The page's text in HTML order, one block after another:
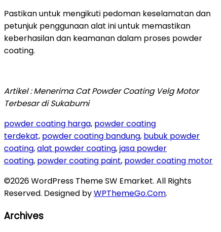
Pastikan untuk mengikuti pedoman keselamatan dan
petunjuk penggunaan alat ini untuk memastikan
keberhasilan dan keamanan dalam proses powder
coating.
Artikel : Menerima Cat Powder Coating Velg Motor
Terbesar di Sukabumi
powder coating harga, powder coating
terdekat, powder coating bandung, bubuk powder
coating,alat powder coating,jasa powder
coating, powder coating paint, powder coating motor
©2026 WordPress Theme SW Emarket. All Rights
Reserved. Designed byWPThemeGo.Com.
Archives